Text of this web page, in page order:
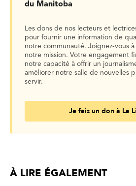
du Manitoba
Les dons de nos lecteurs et
pour fournir une information de
notre communauté. Joignez-vous
notre mission. Votre engagement
notre capacité à offrir un
améliorer notre salle de nouvelles
servir.
Je fais un don à La
À LIRE ÉGALEMENT